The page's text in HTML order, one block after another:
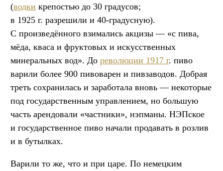
(водки крепостью до 30 градусов;
в 1925 г. разрешили и 40-градусную).
С произведённого взимались акцизы — «с пива,
мёда, кваса и фруктовых и искусственных
минеральных вод». До революции 1917 г. пиво
варили более 900 пивоварен и пивзаводов. Добрая
треть сохранилась и заработала вновь — некоторые
под государственным управлением, но большую
часть арендовали «частники», нэпманы. НЭПское
и государственное пиво начали продавать в розлив
и в бутылках.
Варили то же, что и при царе. По немецким